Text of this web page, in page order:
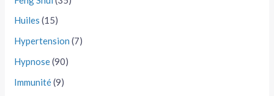
Huiles (15)
Hypertension (7)
Hypnose(90)
Immunité(9)